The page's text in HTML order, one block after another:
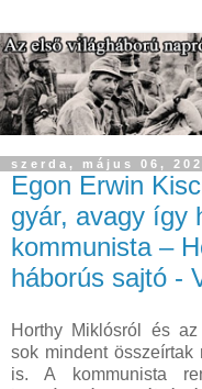
szerda, május 06,
Egon Erwin
gyár, avagy így
kommunista –
háborús sajtó -
Horthy Miklósról és az
sok mindent összeírtak
is. A kommunista